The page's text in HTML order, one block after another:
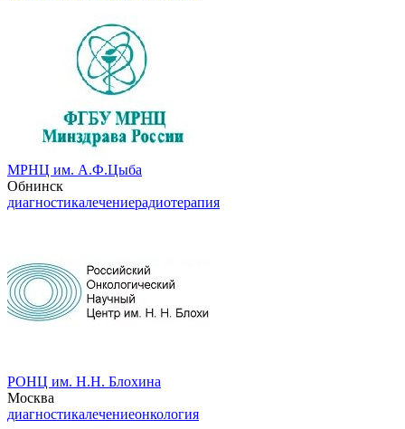
МРНЦ им. А.Ф.Цыба
Обнинск
диагностикалечениерадиотерапия
РОНЦ им. Н.Н. Блохина
Москва
диагностикалечениеонкология